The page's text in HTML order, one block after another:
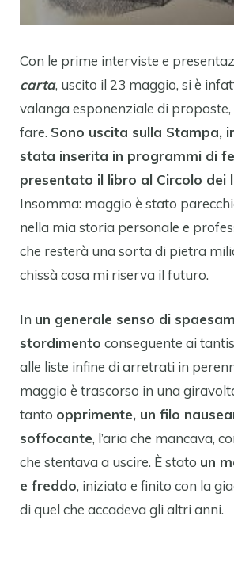
Con le prime interviste e
carta, uscito il 23 maggio, si è
valanga esponenziale di proposte,
fare. Sono uscita sulla Stampa,
stata inserita in programmi di
presentato il libro al Circolo dei
Insomma: maggio è stato
nella mia storia personale e
che resterà una sorta di pietra
chissà cosa mi riserva il futuro.
In un generale senso di
stordimento conseguente ai
alle liste infine di arretrati in
maggio è trascorso in una
tanto opprimente, un filo
soffocante, l’aria che mancava,
che stentava a uscire. È stato un
e freddo, iniziato e finito con la
di quel che accadeva gli altri anni.